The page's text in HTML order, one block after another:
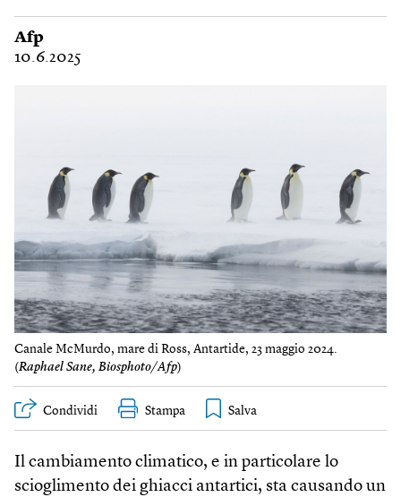
Afp
10.6.2025
Canale McMurdo, mare di Ross, Antartide, 23 maggio 2024.
(Raphael Sane, Biosphoto/Afp)
Condividi Stampa
Il cambiamento climatico, e in particolare lo
scioglimento dei ghiacci antartici, sta causando un